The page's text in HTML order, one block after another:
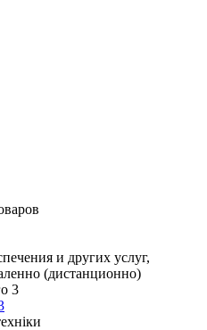
и других услуг,
(дистанционно)